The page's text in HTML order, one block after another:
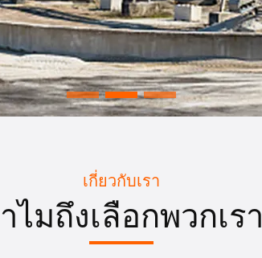
เกี่ยวกับเรา
ไมถึงเลือกพวกเรา